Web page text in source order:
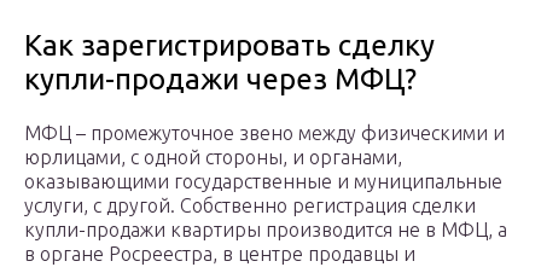
Как зарегистрировать сделку
купли-продажи через МФЦ?
МФЦ – промежуточное звено между физическими и
юрлицами, с одной стороны, и органами,
оказывающими государственные и муниципальные
услуги, с другой. Собственно регистрация сделки
купли-продажи квартиры производится не в МФЦ, а
в органе Росреестра, в центре продавцы и